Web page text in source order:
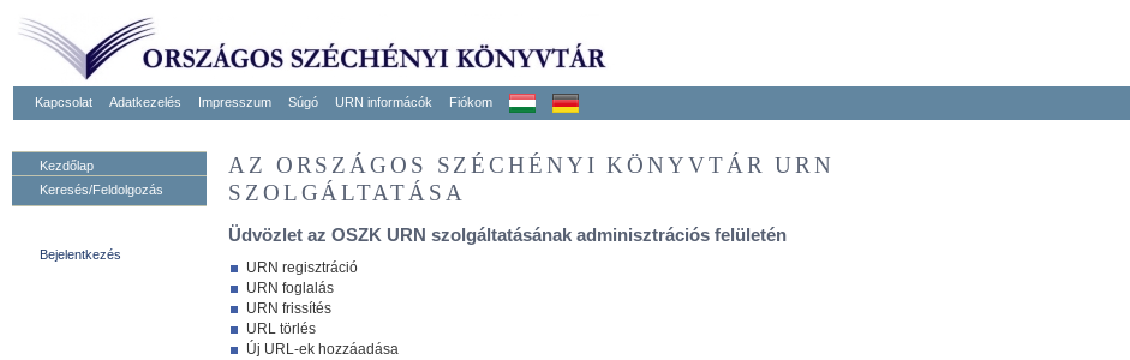
Kapcsolat Adatkezelés Impresszum Súgó URN informácók Fiókom
Kezdőlap
Keresés/Feldolgozás
Bejelentkezés
AZ ORSZÁGOS SZÉCHÉNYI KÖNYVTÁR URN
SZOLGÁLTATÁSA
Üdvözlet az OSZK URN szolgáltatásának adminisztrációs felületén
URN regisztráció
URN foglalás
URN frissítés
URL törlés
Új URL-ek hozzáadása